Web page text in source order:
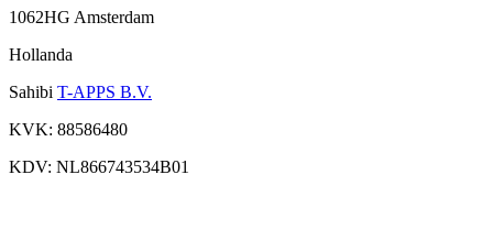
1062HG Amsterdam
Hollanda
Sahibi T-APPS B.V.
KVK: 88586480
KDV: NL866743534B01